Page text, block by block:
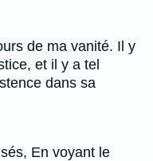
de ma vanité. Il y
et il y a tel
dans sa
En voyant le